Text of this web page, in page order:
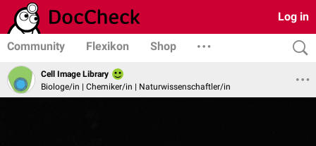
Log in
Community Flexikon Shop
Cell Image Library
Biologe/in | Chemiker/in | Naturwissenschaftler/in